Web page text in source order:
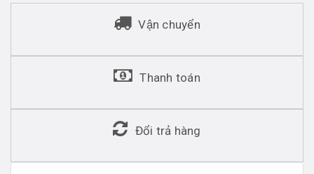
Vận chuyển
Thanh toán
Đổi trả hàng